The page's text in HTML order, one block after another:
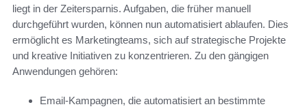
liegt in der Zeitersparnis. Aufgaben, die früher manuell
durchgeführt wurden, können nun automatisiert ablaufen. Dies
ermöglicht es Marketingteams, sich auf strategische Projekte
und kreative Initiativen zu konzentrieren. Zu den gängigen
Anwendungen gehören:
Email-Kampagnen, die automatisiert an bestimmte